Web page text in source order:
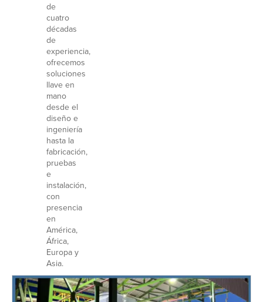
de
cuatro
décadas
de
experiencia,
ofrecemos
soluciones
llave en
mano
desde el
diseño e
ingeniería
hasta la
fabricación,
pruebas
e
instalación,
con
presencia
en
América,
África,
Europa y
Asia.